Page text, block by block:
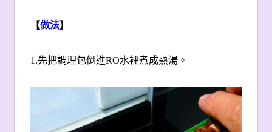
【做法】
1.先把調理包倒進RO水裡煮成熱湯。